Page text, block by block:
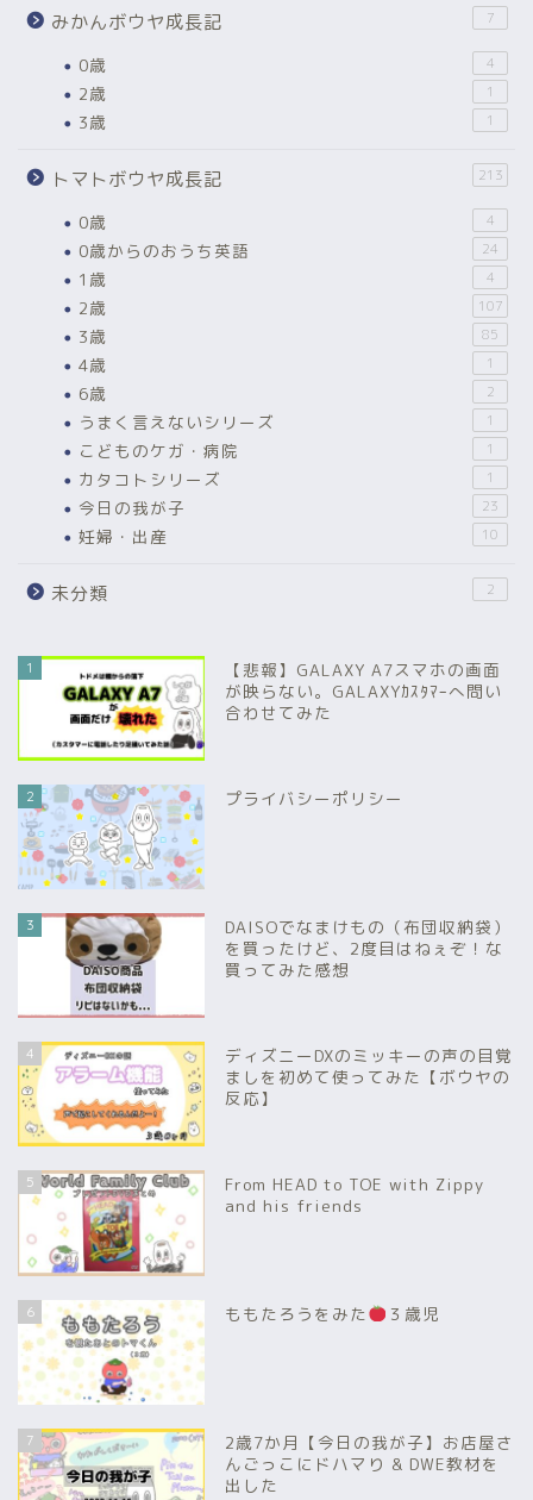
みかんボウヤ成長記 7
0歳 4
2歳 1
3歳 1
トマトボウヤ成長記 213
0歳 4
0歳からのおうち英語 24
1歳 4
2歳 107
3歳 85
4歳 1
6歳 2
うまく言えないシリーズ 1
こどものケガ・病院 1
カタコトシリーズ 1
今日の我が子 23
妊婦・出産 10
未分類 2
1
【悲報】GALAXY A7スマホの画面
が映らない。GALAXYｶｽﾀﾏｰへ問い
合わせてみた
2 プライバシーポリシー
3
DAISOでなまけもの（布団収納袋）
を買ったけど、2度目はねぇぞ！な
買ってみた感想
4
ディズニーDXのミッキーの声の目覚
ましを初めて使ってみた【ボウヤの
反応】
5
From HEAD to TOE with Zippy
and his friends
6 ももたろうをみた ３歳児
7
2歳7か月【今日の我が子】お店屋さ
んごっこにドハマり & DWE教材を
出した